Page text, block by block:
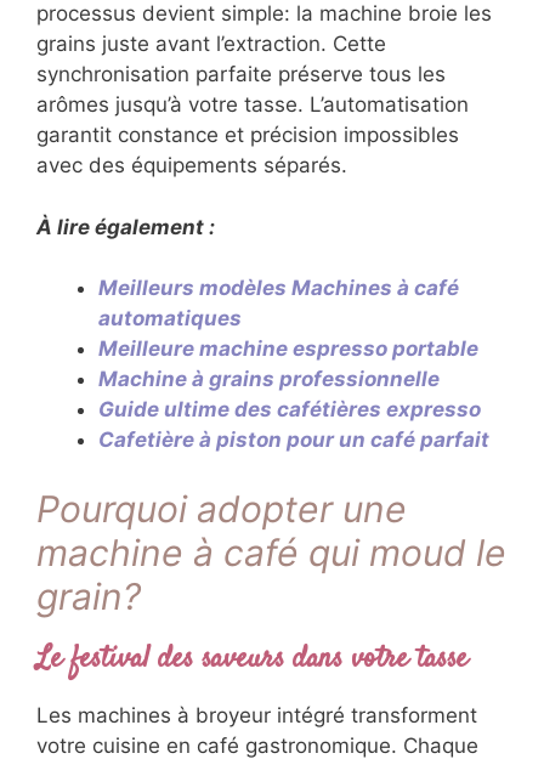
processus devient simple: la machine broie les
grains juste avant l’extraction. Cette
synchronisation parfaite préserve tous les
arômes jusqu’à votre tasse. L’automatisation
garantit constance et précision impossibles
avec des équipements séparés.
À lire également :
Meilleurs modèles Machines à café
automatiques
Meilleure machine espresso portable
Machine à grains professionnelle
Guide ultime des cafétières expresso
Cafetière à piston pour un café parfait
Pourquoi adopter une
machine à café qui moud le
grain?
Le festival des saveurs dans votre tasse
Les machines à broyeur intégré transforment
votre cuisine en café gastronomique. Chaque